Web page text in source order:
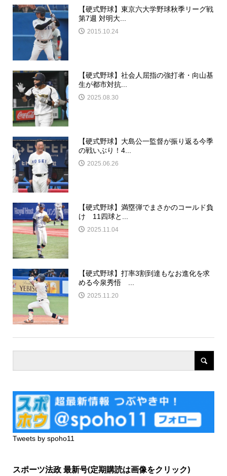
【硬式野球】東京六大学野球秋季リーグ戦
第7週 対明大...
2015.10.24
【硬式野球】社会人屈指の強打者・向山基
生が都市対抗...
2025.08.30
【硬式野球】大島公一監督が振り返る今季
の戦いぶり！4...
2025.06.26
【硬式野球】満塁弾でまさかのコールド負
け 11四球と...
2025.11.04
【硬式野球】打率3割到達もなお進化を求
める今泉秀悟 ...
2025.11.20
Tweets by spoho11
スポーツ法政 最新号(定期購読は画像をクリック)